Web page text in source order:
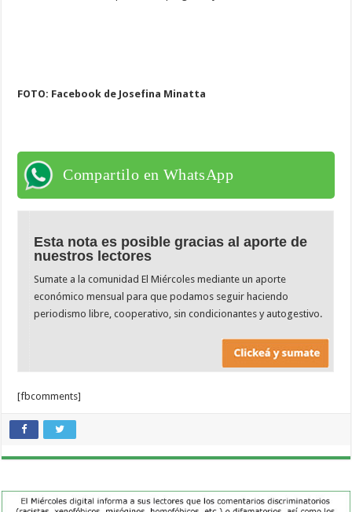
FOTO: Facebook de Josefina Minatta
Compartilo en WhatsApp
Esta nota es posible gracias al aporte de
nuestros lectores
Sumate a la comunidad El Miércoles mediante un aporte
económico mensual para que podamos seguir haciendo
periodismo libre, cooperativo, sin condicionantes y autogestivo.
[fbcomments]